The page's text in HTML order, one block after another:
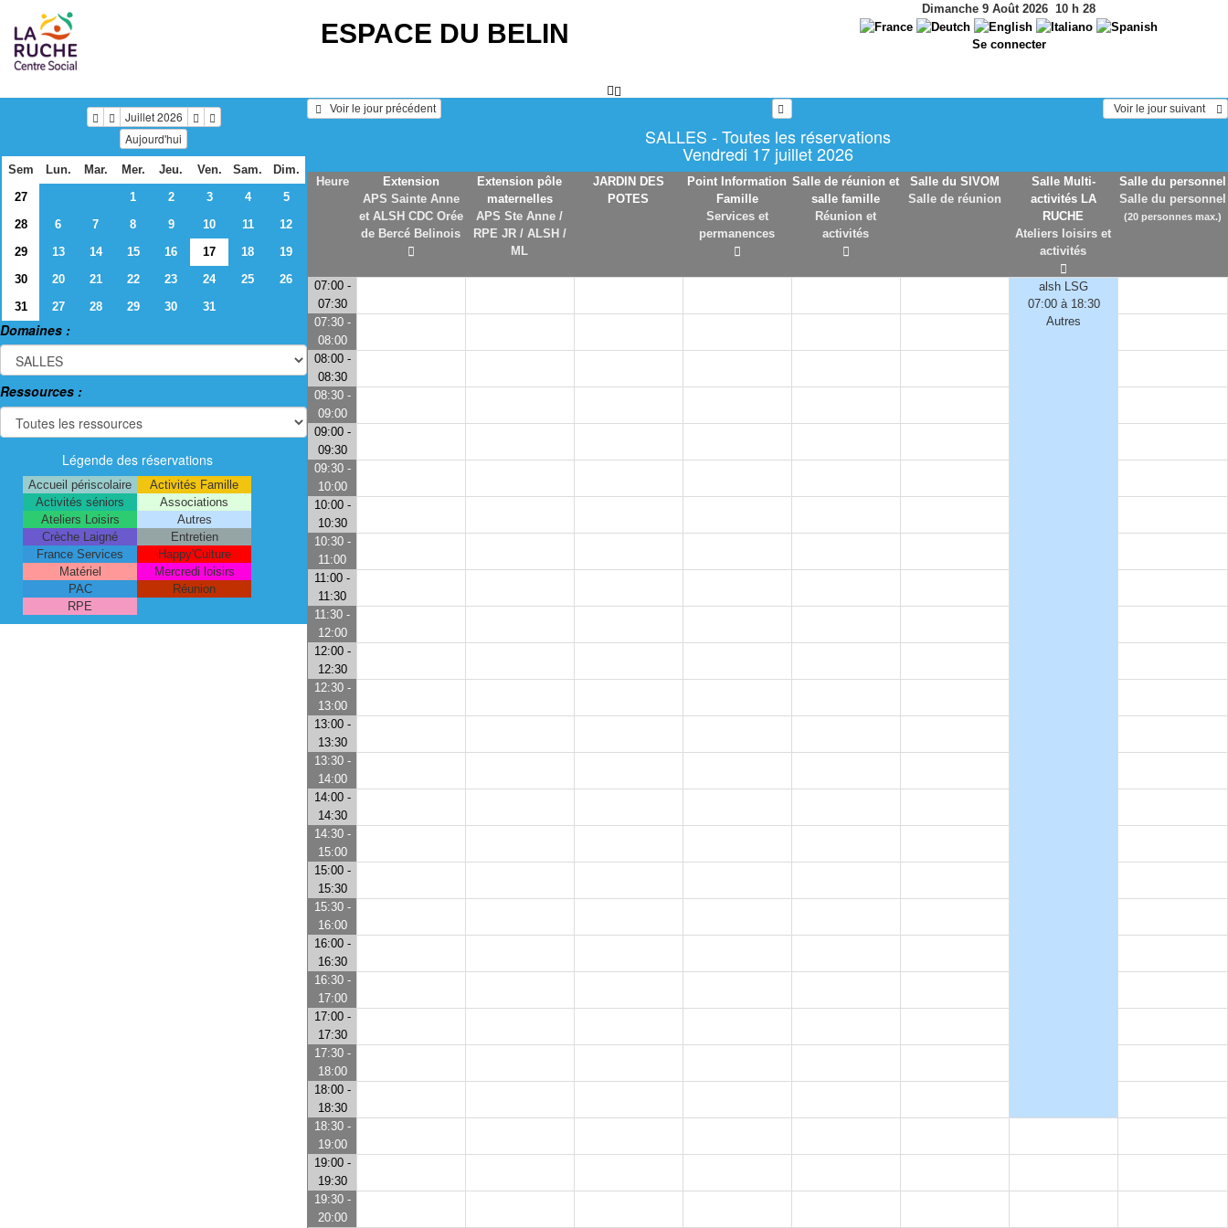
ESPACE DU BELIN
Dimanche 9 Août 2026 10 h 28
Se connecter
Juillet 2026
Aujourd'hui
Sem Lun. Mar. Mer. Jeu. Ven. Sam.
Dim.
27
1 2 3 4
5
28
6 7 8 9 10 11
12
29
13 14 15 16 17 18
19
30
20 21 22 23 24 25
26
31
27 28 29 30 31
Domaines :
Ressources :
Légende des réservations
Accueil périscolaire
Activités Famille
Activités séniors
Associations
Ateliers Loisirs
Autres
Crèche Laigné
Entretien
France Services
Happy'Culture
Matériel
Mercredi loisirs
PAC
Réunion
RPE
   Voir le jour précédent
  Voir le jour suivant
SALLES - Toutes les réservations
Vendredi 17 juillet 2026
Heure
Extension
APS Sainte Anne
et ALSH CDC Orée
de Bercé Belinois
Extension pôle
maternelles
APS Ste Anne /
RPE JR / ALSH /
ML
JARDIN DES
POTES
Point Information
Famille
Services et
permanences
Salle de réunion et
salle famille
Réunion et
activités
Salle du SIVOM
Salle de réunion
Salle Multi-
activités LA
RUCHE
Ateliers loisirs et
activités
Salle du personnel
Salle du personnel
(20 personnes max.)
07:00 -
07:30
alsh LSG
07:00 à 18:30
Autres
07:30 -
08:00
08:00 -
08:30
08:30 -
09:00
09:00 -
09:30
09:30 -
10:00
10:00 -
10:30
10:30 -
11:00
11:00 -
11:30
11:30 -
12:00
12:00 -
12:30
12:30 -
13:00
13:00 -
13:30
13:30 -
14:00
14:00 -
14:30
14:30 -
15:00
15:00 -
15:30
15:30 -
16:00
16:00 -
16:30
16:30 -
17:00
17:00 -
17:30
17:30 -
18:00
18:00 -
18:30
18:30 -
19:00
19:00 -
19:30
19:30 -
20:00